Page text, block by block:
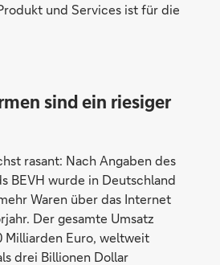
und Services ist für die
sind ein riesiger
rasant: Nach Angaben des
BEVH wurde in Deutschland
Waren über das Internet
Der gesamte Umsatz
Milliarden Euro, weltweit
drei Billionen Dollar